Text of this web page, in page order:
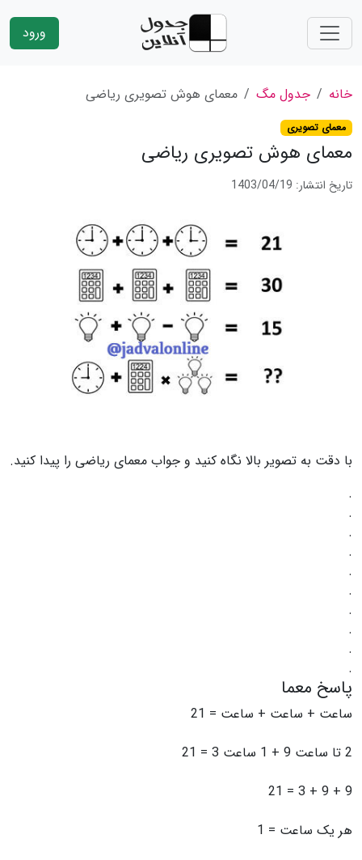
ورود
خانه جدول مگ معمای هوش تصویری ریاضی
معمای تصویری
معمای هوش تصویری ریاضی
تاریخ انتشار: 1403/04/19
با دقت به تصویر بالا نگاه کنید و جواب معمای ریاضی را پیدا کنید.
.
.
.
.
.
.
.
.
.
.
پاسخ معما
ساعت + ساعت + ساعت = 21
2 تا ساعت 9 + 1 ساعت 3 = 21
9 + 9 + 3 = 21
هر یک ساعت = 1